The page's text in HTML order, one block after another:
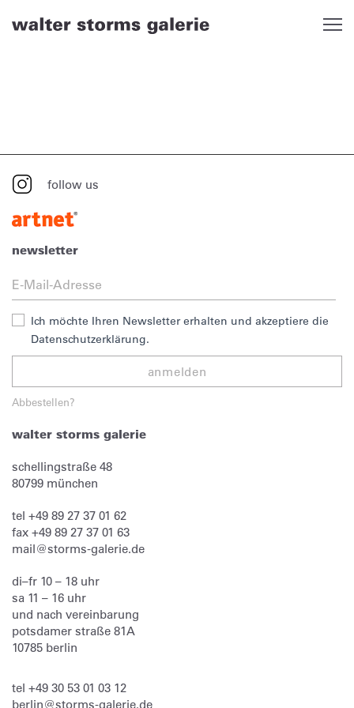
follow us
newsletter
Ich möchte Ihren Newsletter erhalten und akzeptiere die
Datenschutzerklärung.
anmelden
Abbestellen?
walter storms galerie
schellingstraße 48
80799 münchen
tel +49 89 27 37 01 62
fax +49 89 27 37 01 63
mail@storms-galerie.de
di–fr 10 – 18 uhr
sa 11 – 16 uhr
und nach vereinbarung
potsdamer straße 81A
10785 berlin
tel +49 30 53 01 03 12
berlin@storms-galerie.de